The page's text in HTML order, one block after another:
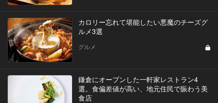
カロリー忘れて堪能したい悪魔のチーズグ
ルメ3選
グルメ
鎌倉にオープンした一軒家レストラン4
選。食偏差値が高い、地元住民で賑わう美
食店